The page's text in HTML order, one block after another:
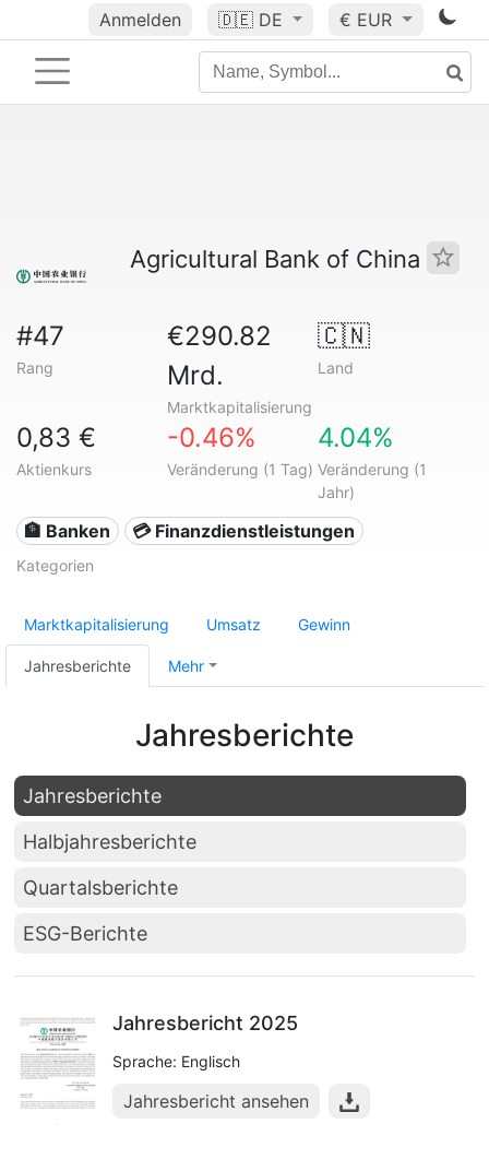
Anmelden 🇩🇪 DE € EUR
Agricultural Bank of China
#47
Rang
€290.82
Mrd.
Marktkapitalisierung
🇨🇳
Land
0,83 €
Aktienkurs
-0.46%
Veränderung (1 Tag)
4.04%
Veränderung (1
Jahr)
🏦 Banken 💳 Finanzdienstleistungen
Kategorien
Marktkapitalisierung Umsatz Gewinn
Jahresberichte Mehr
Jahresberichte
Jahresberichte
Halbjahresberichte
Quartalsberichte
ESG-Berichte
Jahresbericht 2025
Sprache: Englisch
Jahresbericht ansehen